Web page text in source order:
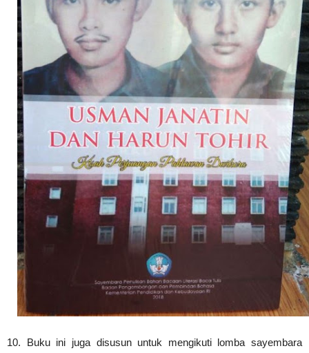
10. Buku ini juga disusun untuk mengikuti lomba sayembara